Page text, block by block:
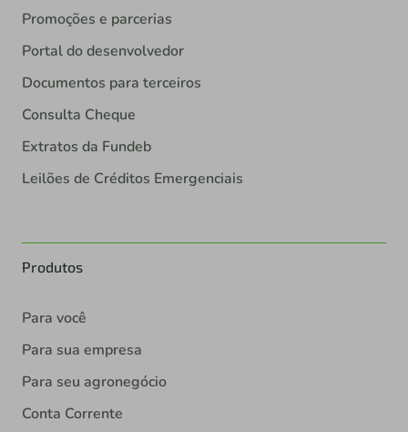
Promoções e parcerias
Portal do desenvolvedor
Documentos para terceiros
Consulta Cheque
Extratos da Fundeb
Leilões de Créditos Emergenciais
Produtos
Para você
Para sua empresa
Para seu agronegócio
Conta Corrente